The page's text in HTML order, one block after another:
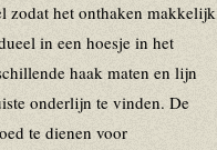
zodat het onthaken makkelijk
in een hoesje in het
haak maten en lijn
onderlijn te vinden. De
te dienen voor